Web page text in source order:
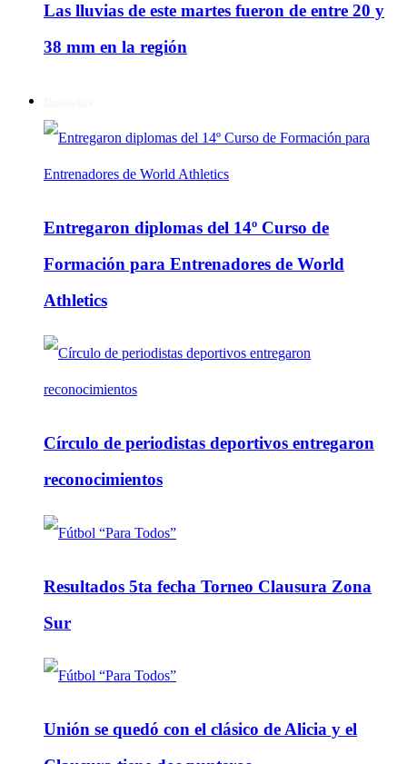
Las lluvias de este martes fueron de entre 20 y
38 mm en la región
Entregaron diplomas del 14º Curso de
Formación para Entrenadores de World
Athletics
Círculo de periodistas deportivos entregaron
reconocimientos
Resultados 5ta fecha Torneo Clausura Zona
Sur
Unión se quedó con el clásico de Alicia y el